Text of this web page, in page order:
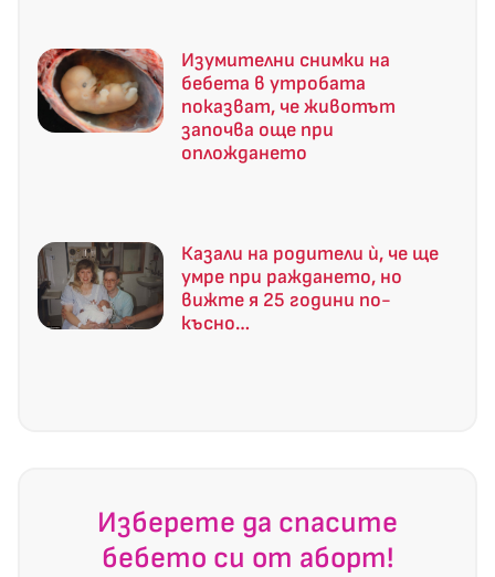
Изумителни снимки на
бебета в утробата
показват, че животът
започва още при
оплождането
Казали на родители ѝ, че ще
умре при раждането, но
вижте я 25 години по-
късно…
Изберете да спасите
бебето си от аборт!